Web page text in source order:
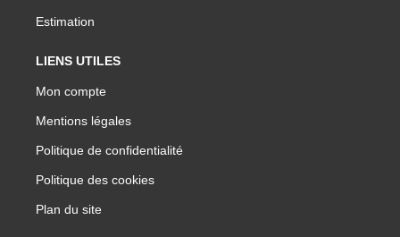
Estimation
LIENS UTILES
Mon compte
Mentions légales
Politique de confidentialité
Politique des cookies
Plan du site